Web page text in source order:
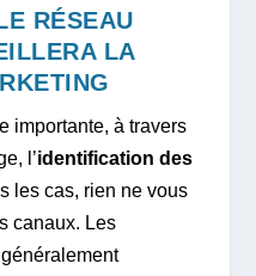
RÉSEAU
LA
importante, à travers
l’identification des
les cas, rien ne vous
canaux. Les